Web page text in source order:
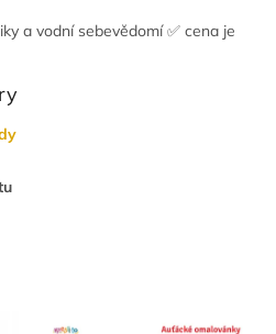
a vodní sebevědomí ✅ cena je